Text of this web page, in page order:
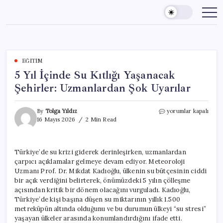
content
EĞITIM
5 Yıl İçinde Su Kıtlığı Yaşanacak
Şehirler: Uzmanlardan Şok Uyarılar
By Tolga Yıldız
16 Mayıs 2026
2 Min Read
5
Yaşanacak
Şehirler:
Uzmanlardan
Şok
Uyarılar
için
yorumlar kapalı
Türkiye’de su krizi giderek derinleşirken, uzmanlardan
çarpıcı açıklamalar gelmeye devam ediyor. Meteoroloji
Uzmanı Prof. Dr. Mikdat Kadıoğlu, ülkenin su bütçesinin ciddi
bir açık verdiğini belirterek, önümüzdeki 5 yılın çölleşme
açısından kritik bir dönem olacağını vurguladı. Kadıoğlu,
Türkiye’de kişi başına düşen su miktarının yıllık 1.500
metreküpün altında olduğunu ve bu durumun ülkeyi “su stresi”
yaşayan ülkeler arasında konumlandırdığını ifade etti.